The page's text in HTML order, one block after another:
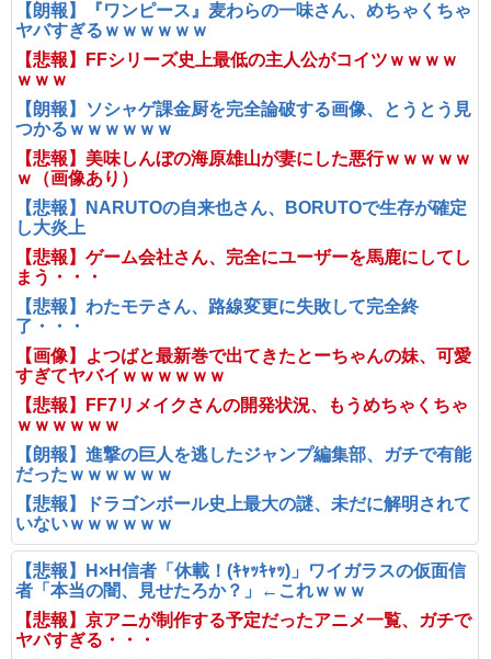
【朗報】『ワンピース』麦わらの一味さん、めちゃくちゃ
ヤバすぎるｗｗｗｗｗｗ
【悲報】FFシリーズ史上最低の主人公がコイツｗｗｗｗ
ｗｗｗ
【朗報】ソシャゲ課金厨を完全論破する画像、とうとう見
つかるｗｗｗｗｗｗ
【悲報】美味しんぼの海原雄山が妻にした悪行ｗｗｗｗｗ
ｗ（画像あり）
【悲報】NARUTOの自来也さん、BORUTOで生存が確定
し大炎上
【悲報】ゲーム会社さん、完全にユーザーを馬鹿にしてし
まう・・・
【悲報】わたモテさん、路線変更に失敗して完全終
了・・・
【画像】よつばと最新巻で出てきたとーちゃんの妹、可愛
すぎてヤバイｗｗｗｗｗｗ
【悲報】FF7リメイクさんの開発状況、もうめちゃくちゃ
ｗｗｗｗｗｗ
【朗報】進撃の巨人を逃したジャンプ編集部、ガチで有能
だったｗｗｗｗｗｗ
【悲報】ドラゴンボール史上最大の謎、未だに解明されて
いないｗｗｗｗｗｗ
【悲報】H×H信者「休載！(ｷｬｯｷｬｯ)」ワイガラスの仮面信
者「本当の闇、見せたろか？」←これｗｗｗ
【悲報】京アニが制作する予定だったアニメ一覧、ガチで
ヤバすぎる・・・